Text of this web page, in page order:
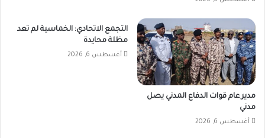
مدير عام قوات الدفاع المدني يصل
مدني
أغسطس 6, 2026
التجمع الاتحادي: الخماسية لم تعد
مظلة محايدة
أغسطس 6, 2026